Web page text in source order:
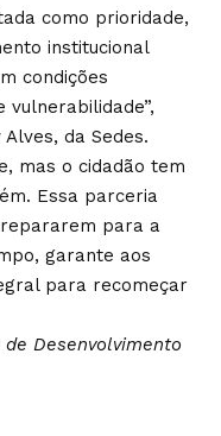
como prioridade,
institucional
condições
vulnerabilidade”,
da Sedes.
mas o cidadão tem
Essa parceria
para a
garante aos
para recomeçar
Desenvolvimento